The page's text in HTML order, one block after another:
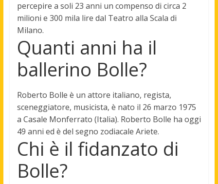
percepire a soli 23 anni un compenso di circa 2
milioni e 300 mila lire dal Teatro alla Scala di
Milano.
Quanti anni ha il
ballerino Bolle?
Roberto Bolle è un attore italiano, regista,
sceneggiatore, musicista, è nato il 26 marzo 1975
a Casale Monferrato (Italia). Roberto Bolle ha oggi
49 anni ed è del segno zodiacale Ariete.
Chi è il fidanzato di
Bolle?